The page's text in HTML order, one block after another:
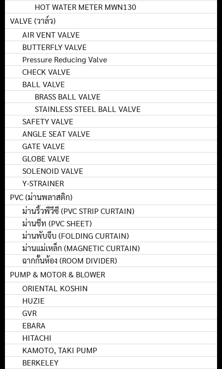
HOT WATER METER MWN130
VALVE (วาล์ว)
AIR VENT VALVE
BUTTERFLY VALVE
Pressure Reducing Valve
CHECK VALVE
BALL VALVE
BRASS BALL VALVE
STAINLESS STEEL BALL VALVE
SAFETY VALVE
ANGLE SEAT VALVE
GATE VALVE
GLOBE VALVE
SOLENOID VALVE
Y-STRAINER
PVC (ม่านพลาสติก)
ม่านริ้วพีวีซี (PVC STRIP CURTAIN)
ม่านชีท (PVC SHEET)
ม่านพับจีบ (FOLDING CURTAIN)
ม่านแม่เหล็ก (MAGNETIC CURTAIN)
ฉากกั้นห้อง (ROOM DIVIDER)
PUMP & MOTOR & BLOWER
ORIENTAL KOSHIN
HUZIE
GVR
EBARA
HITACHI
KAMOTO, TAKI PUMP
BERKELEY